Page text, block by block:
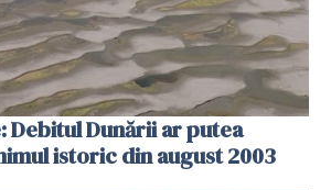
Debitul Dunării ar putea
istoric din august 2003